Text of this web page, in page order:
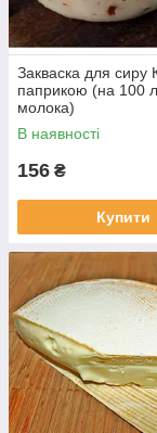
Закваска для сиру
паприкою (на 100
молока)
В наявності
156 ₴
Купити